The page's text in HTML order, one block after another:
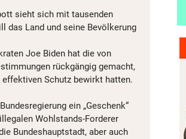
sieht sich mit tausenden
das Land und seine Bevölkerung
Joe Biden hat die von
rückgängig gemacht,
effektiven Schutz bewirkt hatten.
ein „Geschenk“
Wohlstands-Forderer
Bundeshauptstadt, aber auch